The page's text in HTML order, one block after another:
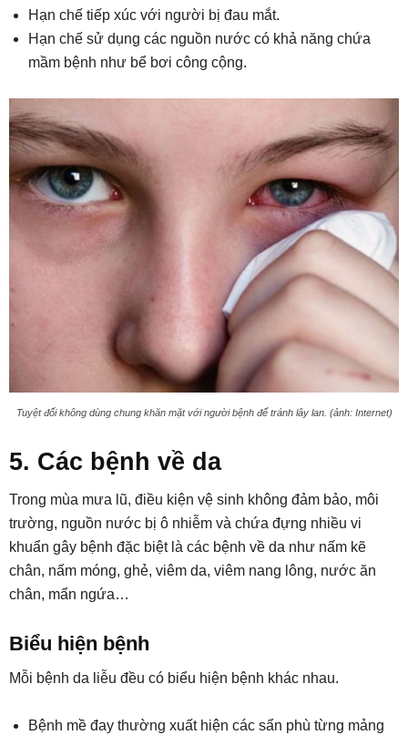
Hạn chế tiếp xúc với người bị đau mắt.
Hạn chế sử dụng các nguồn nước có khả năng chứa
mầm bệnh như bể bơi công cộng.
Tuyệt đối không dùng chung khăn mặt với người bệnh để tránh lây lan. (ảnh: Internet)
5. Các bệnh về da
Trong mùa mưa lũ, điều kiện vệ sinh không đảm bảo, môi
trường, nguồn nước bị ô nhiễm và chứa đựng nhiều vi
khuẩn gây bệnh đặc biệt là các bệnh về da như nấm kẽ
chân, nấm móng, ghẻ, viêm da, viêm nang lông, nước ăn
chân, mẩn ngứa…
Biểu hiện bệnh
Mỗi bệnh da liễu đều có biểu hiện bệnh khác nhau.
Bệnh mề đay thường xuất hiện các sẩn phù từng mảng